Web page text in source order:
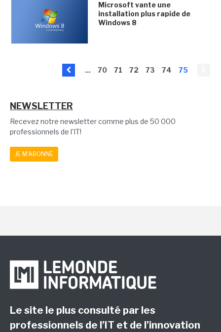
Microsoft vante une
installation plus rapide de
Windows 8
... 70 71 72 73 74 75
NEWSLETTER
Recevez notre newsletter comme plus de 50 000
professionnels de l'IT!
JE M'ABONNE
Le site le plus consulté par les
professionnels de l’IT et de l’innovation